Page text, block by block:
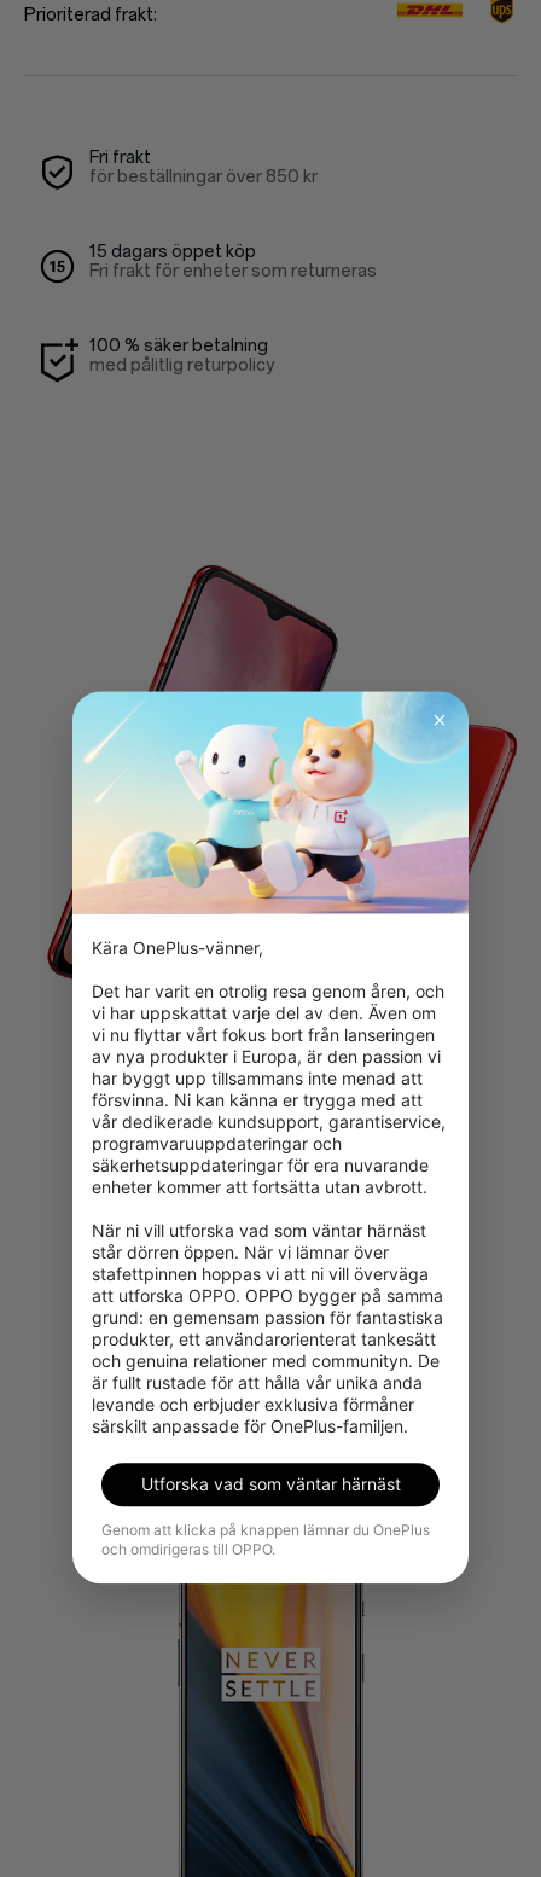
Prioriterad frakt:
Fri frakt
för beställningar över 850 kr
15 dagars öppet köp
Fri frakt för enheter som returneras
100 % säker betalning
med pålitlig returpolicy
What's in the box
Unboxa
Kära OnePlus-vänner,
Det har varit en otrolig resa genom åren, och
vi har uppskattat varje del av den. Även om
vi nu flyttar vårt fokus bort från lanseringen
av nya produkter i Europa, är den passion vi
har byggt upp tillsammans inte menad att
försvinna. Ni kan känna er trygga med att
vår dedikerade kundsupport, garantiservice,
programvaruuppdateringar och
säkerhetsuppdateringar för era nuvarande
enheter kommer att fortsätta utan avbrott.
När ni vill utforska vad som väntar härnäst
står dörren öppen. När vi lämnar över
stafettpinnen hoppas vi att ni vill överväga
att utforska OPPO. OPPO bygger på samma
grund: en gemensam passion för fantastiska
produkter, ett användarorienterat tankesätt
och genuina relationer med communityn. De
är fullt rustade för att hålla vår unika anda
levande och erbjuder exklusiva förmåner
särskilt anpassade för OnePlus-familjen.
Utforska vad som väntar härnäst
Genom att klicka på knappen lämnar du OnePlus
och omdirigeras till OPPO.